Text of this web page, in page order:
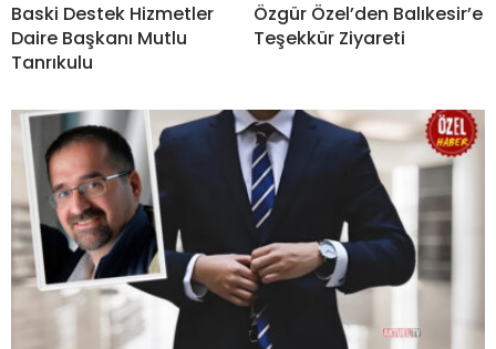
Baski Destek Hizmetler
Daire Başkanı Mutlu
Tanrıkulu
Özgür Özel’den Balıkesir’e
Teşekkür Ziyareti